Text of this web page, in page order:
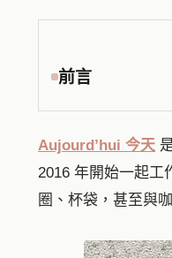
前言
Aujourd’hui 今天
2016 年開始一起工
圈、杯袋，甚至與